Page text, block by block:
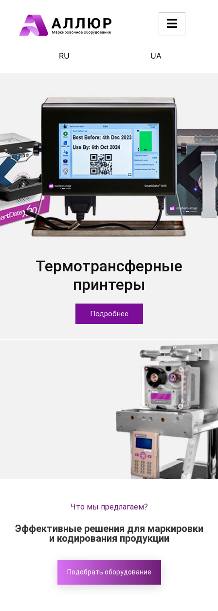
RU UA
Термотрансферные
принтеры
Подробнее
Что мы предлагаем?
Эффективные решения для маркировки
и кодирования продукции
Подобрать оборудование